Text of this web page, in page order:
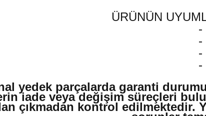
ÜRÜNÜN
-
-
-
-
yedek parçalarda garanti
iade veya değişim süreçleri
çıkmadan kontrol edilmektedir.